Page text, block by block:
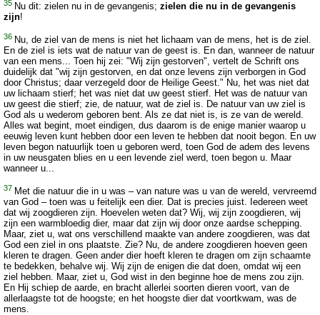
35 Nu dit: zielen nu in de gevangenis; zielen die nu in de gevangenis
zijn!
36 Nu, de ziel van de mens is niet het lichaam van de mens, het is de ziel.
En de ziel is iets wat de natuur van de geest is. En dan, wanneer de natuur
van een mens... Toen hij zei: "Wij zijn gestorven", vertelt de Schrift ons
duidelijk dat "wij zijn gestorven, en dat onze levens zijn verborgen in God
door Christus; daar verzegeld door de Heilige Geest." Nu, het was niet dat
uw lichaam stierf; het was niet dat uw geest stierf. Het was de natuur van
uw geest die stierf; zie, de natuur, wat de ziel is. De natuur van uw ziel is
God als u wederom geboren bent. Als ze dat niet is, is ze van de wereld.
Alles wat begint, moet eindigen, dus daarom is de enige manier waarop u
eeuwig leven kunt hebben door een leven te hebben dat nooit begon. En uw
leven begon natuurlijk toen u geboren werd, toen God de adem des levens
in uw neusgaten blies en u een levende ziel werd, toen begon u. Maar
wanneer u...
37 Met die natuur die in u was – van nature was u van de wereld, vervreemd
van God – toen was u feitelijk een dier. Dat is precies juist. Iedereen weet
dat wij zoogdieren zijn. Hoevelen weten dat? Wij, wij zijn zoogdieren, wij
zijn een warmbloedig dier, maar dat zijn wij door onze aardse schepping.
Maar, ziet u, wat ons verschillend maakte van andere zoogdieren, was dat
God een ziel in ons plaatste. Zie? Nu, de andere zoogdieren hoeven geen
kleren te dragen. Geen ander dier hoeft kleren te dragen om zijn schaamte
te bedekken, behalve wij. Wij zijn de enigen die dat doen, omdat wij een
ziel hebben. Maar, ziet u, God wist in den beginne hoe de mens zou zijn.
En Hij schiep de aarde, en bracht allerlei soorten dieren voort, van de
allerlaagste tot de hoogste; en het hoogste dier dat voortkwam, was de
mens.